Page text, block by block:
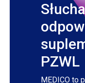
PZWL
MEDICO to